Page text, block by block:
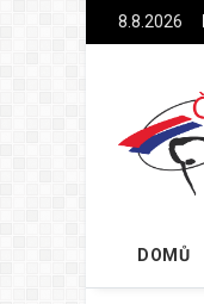
Na hlavní obsah8.8.2026
DOMŮ